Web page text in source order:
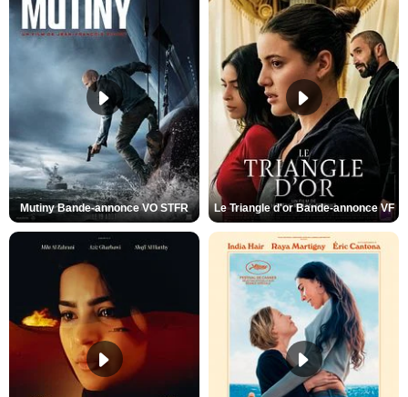
Mutiny Bande-annonce VO STFR Le Triangle d'or Bande-annonce VF